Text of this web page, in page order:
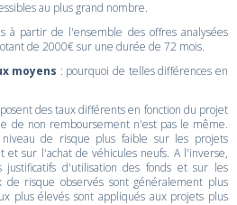
au plus grand nombre.
à partir de l'ensemble des offres analysées
de 2000€ sur une durée de 72 mois.
moyens : pourquoi de telles différences en
des taux différents en fonction du projet
de non remboursement n'est pas le même.
de risque plus faible sur les projets
et sur l'achat de véhicules neufs. A l'inverse,
justificatifs d'utilisation des fonds et sur les
de risque observés sont généralement plus
plus élevés sont appliqués aux projets plus